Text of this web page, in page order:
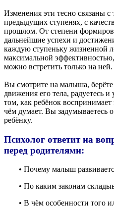
Изменения эти тесно связаны с
предыдущих ступенях, с
прошлом. От степени
дальнейшие успехи и
каждую ступеньку жизненной
максимальной
можно встретить только на ней.
Вы смотрите на малыша, берёте
движения его тела, радуетесь
том, как ребёнок воспринимает
чём думает. Вы задумываетесь
ребёнку.
Психолог ответит на
перед родителями:
• Почему малыш
• По каким законам
• В чём особенности того